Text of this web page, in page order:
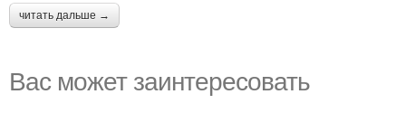
читать дальше →
Вас может заинтересовать